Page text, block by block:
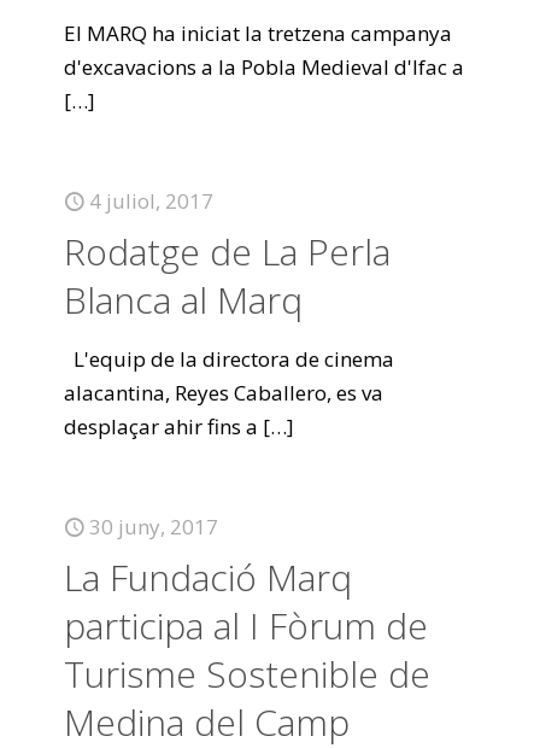
El MARQ ha iniciat la tretzena campanya
d'excavacions a la Pobla Medieval d'Ifac a
[…]
4 juliol, 2017
Rodatge de La Perla
Blanca al Marq
L'equip de la directora de cinema
alacantina, Reyes Caballero, es va
desplaçar ahir fins a […]
30 juny, 2017
La Fundació Marq
participa al I Fòrum de
Turisme Sostenible de
Medina del Camp